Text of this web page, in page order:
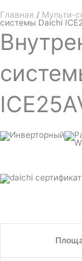
Главная / Мульти-
системы Daichi